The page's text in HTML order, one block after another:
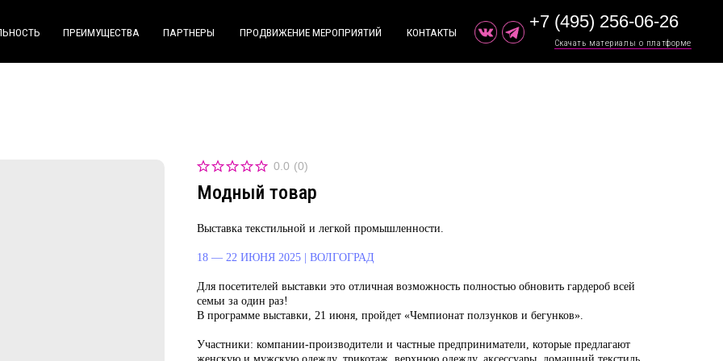
ПРЕИМУЩЕСТВА ПАРТНЕРЫ КОНТАКТЫ
ПРОДВИЖЕНИЕ МЕРОПРИЯТИЙ
+ ДОБАВИТЬ МЕРОПРИЯТИЕ
Скачать материалы о платформе
ПРЕИМУЩЕСТВА ПАРТНЕРЫ КОНТАКТЫ
ПРОДВИЖЕНИЕ МЕРОПРИЯТИЙ
+7 (495) 256-06-26
Скачать материалы о платформе
0.0 (0)
Модный товар
Выставка текстильной и легкой промышленности.
18 — 22 ИЮНЯ 2025 | ВОЛГОГРАД
Для посетителей выставки это отличная возможность полностью обновить гардероб всей
семьи за один раз!
В программе выставки, 21 июня, пройдет «Чемпионат ползунков и бегунков».
Участники: компании-производители и частные предприниматели, которые предлагают